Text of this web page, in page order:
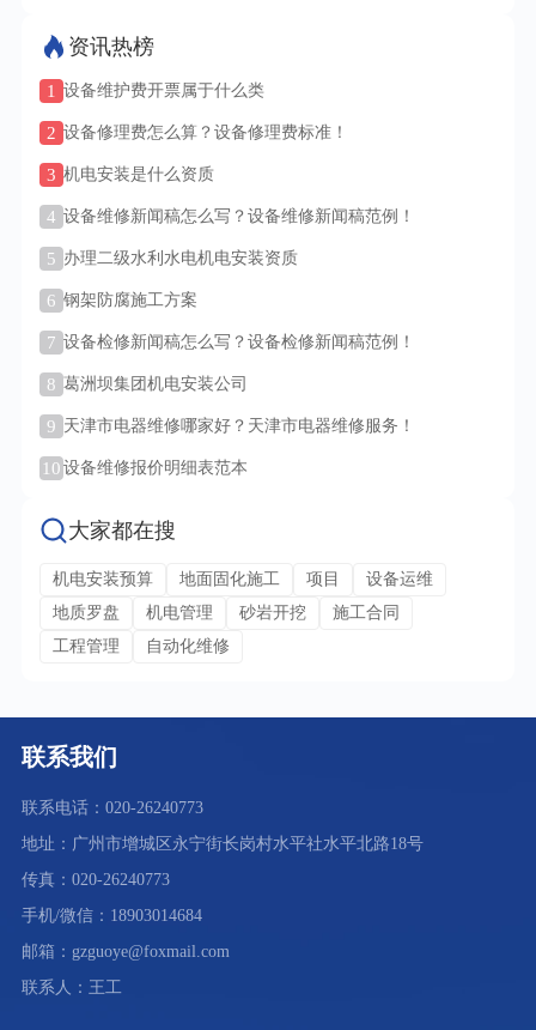
资讯热榜
1 设备维护费开票属于什么类
2 设备修理费怎么算？设备修理费标准！
3 机电安装是什么资质
4 设备维修新闻稿怎么写？设备维修新闻稿范例！
5 办理二级水利水电机电安装资质
6 钢架防腐施工方案
7 设备检修新闻稿怎么写？设备检修新闻稿范例！
8 葛洲坝集团机电安装公司
9 天津市电器维修哪家好？天津市电器维修服务！
10 设备维修报价明细表范本
大家都在搜
机电安装预算 地面固化施工 项目
设备运维
地质罗盘
机电管理 砂岩开挖
施工合同
工程管理
自动化维修
联系我们
联系电话：020-26240773
地址：广州市增城区永宁街长岗村水平社水平北路18号
传真：020-26240773
手机/微信：18903014684
邮箱：gzguoye@foxmail.com
联系人：王工